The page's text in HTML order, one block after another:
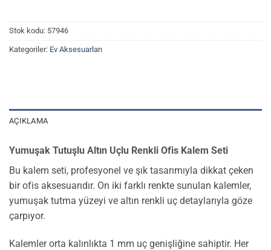
Stok kodu: 57946
Kategoriler: Ev Aksesuarları
AÇIKLAMA
Yumuşak Tutuşlu Altın Uçlu Renkli Ofis Kalem Seti
Bu kalem seti, profesyonel ve şık tasarımıyla dikkat çeken
bir ofis aksesuarıdır. On iki farklı renkte sunulan kalemler,
yumuşak tutma yüzeyi ve altın renkli uç detaylarıyla göze
çarpıyor.
Kalemler orta kalınlıkta 1 mm uç genişliğine sahiptir. Her